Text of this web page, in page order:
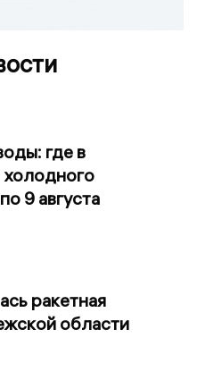
где в
9 августа
ракетная
области